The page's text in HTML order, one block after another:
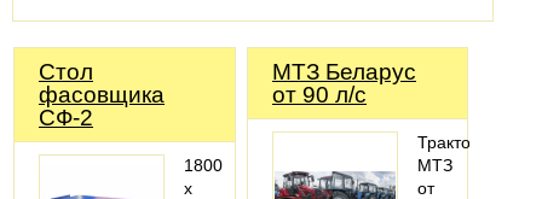
Cтол
фасовщика
СФ-2
1800
х
МТЗ Беларус
от 90 л/с
Трактор
МТЗ
от